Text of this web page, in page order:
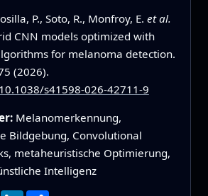
P., Soto, R., Monfroy, E. et al.
CNN models optimized with
for melanoma detection.
(2026).
s41598-026-42711-9
Melanomerkennung,
Bildgebung, Convolutional
metaheuristische Optimierung,
Intelligenz